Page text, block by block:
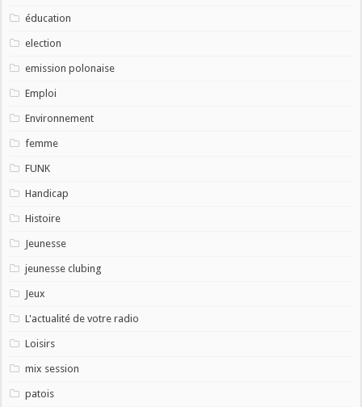
éducation
election
emission polonaise
Emploi
Environnement
femme
FUNK
Handicap
Histoire
Jeunesse
jeunesse clubing
Jeux
L'actualité de votre radio
Loisirs
mix session
patois